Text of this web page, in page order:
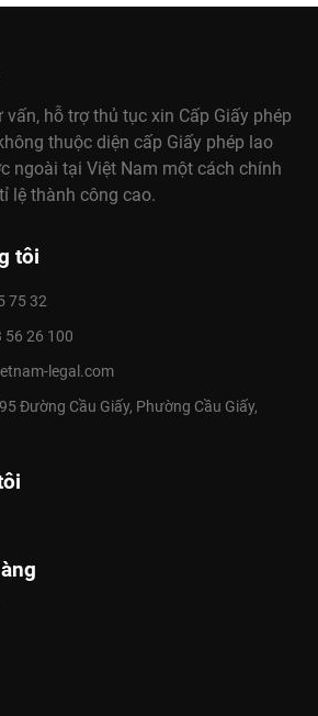
hỗ trợ thủ tục xin Cấp Giấy phép
thuộc diện cấp Giấy phép lao
ngoài tại Việt Nam một cách chính
lệ thành công cao.
tôi
75 32
56 26 100
legal.com
Đường Cầu Giấy, Phường Cầu Giấy,